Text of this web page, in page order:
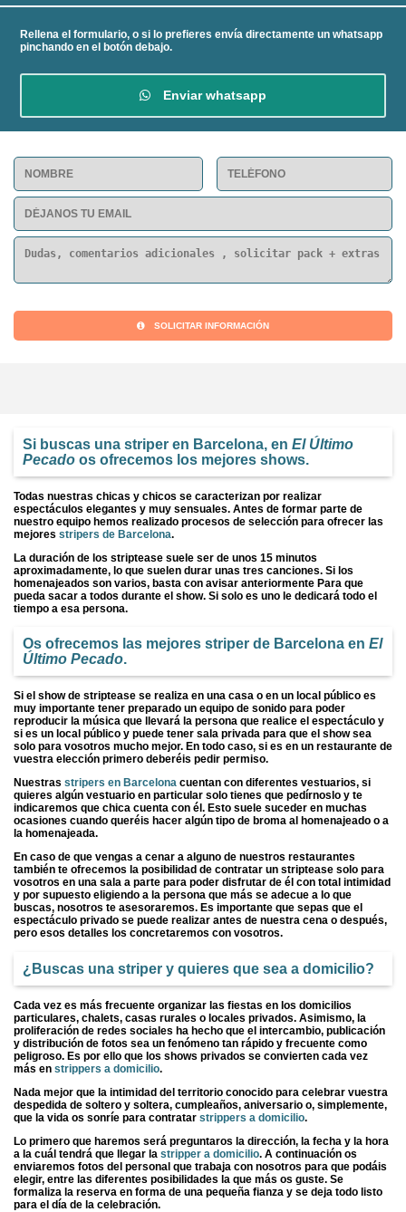
Rellena el formulario, o si lo prefieres envía directamente un whatsapp
pinchando en el botón debajo.
Enviar whatsapp
SOLICITAR INFORMACIÓN
Si buscas una striper en Barcelona, en El Último
Pecado os ofrecemos los mejores shows.
Todas nuestras chicas y chicos se caracterizan por realizar
espectáculos elegantes y muy sensuales. Antes de formar parte de
nuestro equipo hemos realizado procesos de selección para ofrecer las
mejores stripers de Barcelona.
La duración de los striptease suele ser de unos 15 minutos
aproximadamente, lo que suelen durar unas tres canciones. Si los
homenajeados son varios, basta con avisar anteriormente Para que
pueda sacar a todos durante el show. Si solo es uno le dedicará todo el
tiempo a esa persona.
Os ofrecemos las mejores striper de Barcelona en El
Último Pecado.
Si el show de striptease se realiza en una casa o en un local público es
muy importante tener preparado un equipo de sonido para poder
reproducir la música que llevará la persona que realice el espectáculo y
si es un local público y puede tener sala privada para que el show sea
solo para vosotros mucho mejor. En todo caso, si es en un restaurante de
vuestra elección primero deberéis pedir permiso.
Nuestras stripers en Barcelona cuentan con diferentes vestuarios, si
quieres algún vestuario en particular solo tienes que pedírnoslo y te
indicaremos que chica cuenta con él. Esto suele suceder en muchas
ocasiones cuando queréis hacer algún tipo de broma al homenajeado o a
la homenajeada.
En caso de que vengas a cenar a alguno de nuestros restaurantes
también te ofrecemos la posibilidad de contratar un striptease solo para
vosotros en una sala a parte para poder disfrutar de él con total intimidad
y por supuesto eligiendo a la persona que más se adecue a lo que
buscas, nosotros te asesoraremos. Es importante que sepas que el
espectáculo privado se puede realizar antes de nuestra cena o después,
pero esos detalles los concretaremos con vosotros.
¿Buscas una striper y quieres que sea a domicilio?
Cada vez es más frecuente organizar las fiestas en los domicilios
particulares, chalets, casas rurales o locales privados. Asimismo, la
proliferación de redes sociales ha hecho que el intercambio, publicación
y distribución de fotos sea un fenómeno tan rápido y frecuente como
peligroso. Es por ello que los shows privados se convierten cada vez
más en strippers a domicilio.
Nada mejor que la intimidad del territorio conocido para celebrar vuestra
despedida de soltero y soltera, cumpleaños, aniversario o, simplemente,
que la vida os sonríe para contratar strippers a domicilio.
Lo primero que haremos será preguntaros la dirección, la fecha y la hora
a la cuál tendrá que llegar la stripper a domicilio. A continuación os
enviaremos fotos del personal que trabaja con nosotros para que podáis
elegir, entre las diferentes posibilidades la que más os guste. Se
formaliza la reserva en forma de una pequeña fianza y se deja todo listo
para el día de la celebración.